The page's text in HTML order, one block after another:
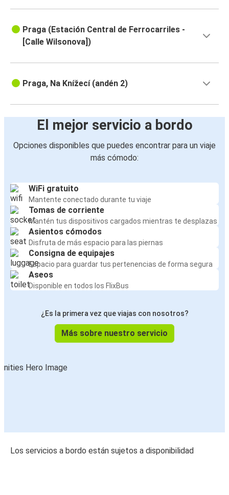
Praga (Estación Central de Ferrocarriles -
[Calle Wilsonova])
Praga, Na Knížecí (andén 2)
El mejor servicio a bordo
Opciones disponibles que puedes encontrar para un viaje
más cómodo:
WiFi gratuito
Mantente conectado durante tu viaje
Tomas de corriente
Mantén tus dispositivos cargados mientras te desplazas
Asientos cómodos
Disfruta de más espacio para las piernas
Consigna de equipajes
Espacio para guardar tus pertenencias de forma segura
Aseos
Disponible en todos los FlixBus
¿Es la primera vez que viajas con nosotros?
Más sobre nuestro servicio
Los servicios a bordo están sujetos a disponibilidad